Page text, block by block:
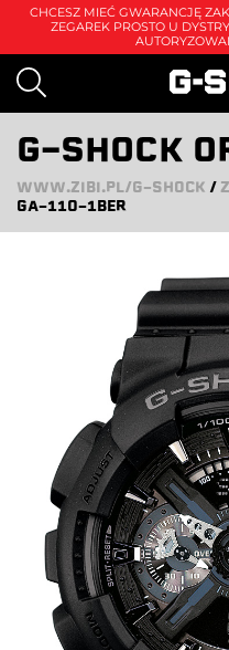
CHCESZ MIEĆ GWARANCJĘ
ZEGAREK PROSTO U
G-SHOCK
WWW.ZIBI.PL/G-SHOCK /
GA-110-1BER